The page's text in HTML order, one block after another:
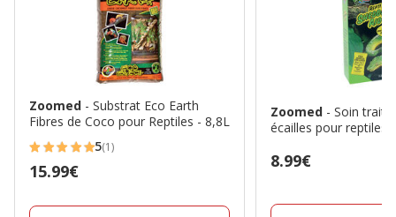
Zoomed - Substrat Eco Earth
Fibres de Coco pour Reptiles - 8,8L
5
étoiles
5(1)
Prix
15.99€
Zoomed - Soin
écailles pour reptiles
Prix
8.99€